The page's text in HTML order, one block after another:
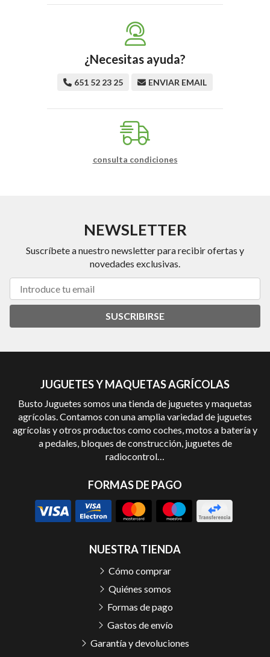
¿Necesitas ayuda?
651 52 23 25 ENVIAR EMAIL
consulta condiciones
NEWSLETTER
Suscríbete a nuestro newsletter para recibir ofertas y
novedades exclusivas.
SUSCRIBIRSE
JUGUETES Y MAQUETAS AGRÍCOLAS
Busto Juguetes somos una tienda de juguetes y maquetas
agrícolas. Contamos con una amplia variedad de juguetes
agrícolas y otros productos como coches, motos a batería y
a pedales, bloques de construcción, juguetes de
radiocontrol…
FORMAS DE PAGO
NUESTRA TIENDA
Cómo comprar
Quiénes somos
Formas de pago
Gastos de envío
Garantía y devoluciones